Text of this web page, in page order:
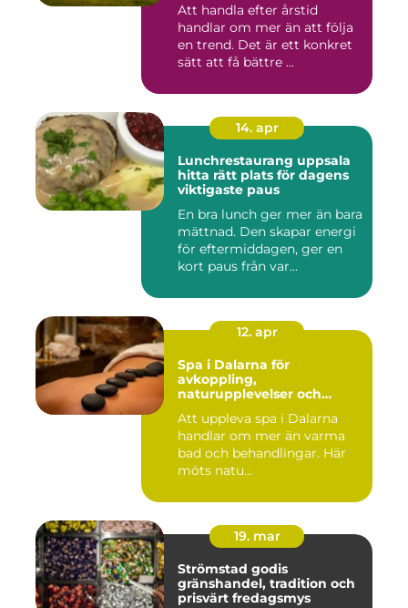
Att handla efter årstid
handlar om mer än att följa
en trend. Det är ett konkret
sätt att få bättre ...
14. apr
Lunchrestaurang uppsala
hitta rätt plats för dagens
viktigaste paus
En bra lunch ger mer än bara
mättnad. Den skapar energi
för eftermiddagen, ger en
kort paus från var...
12. apr
Spa i Dalarna för
avkoppling,
naturupplevelser och
Att uppleva spa i Dalarna
handlar om mer än varma
bad och behandlingar. Här
möts natu...
19. mar
Strömstad godis
gränshandel, tradition och
prisvärt fredagsmys